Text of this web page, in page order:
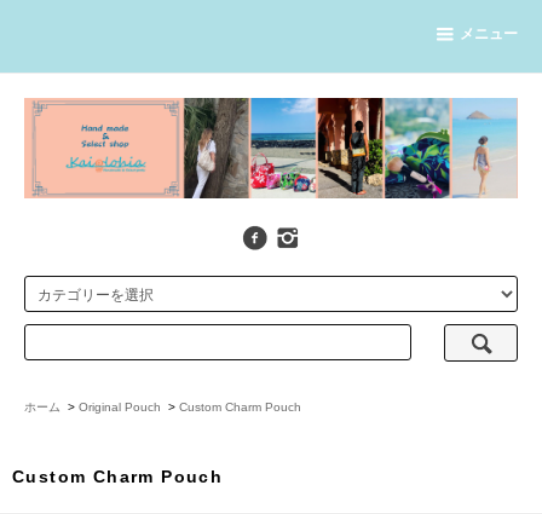
メニュー
ホーム > Original Pouch > Custom Charm Pouch
Custom Charm Pouch